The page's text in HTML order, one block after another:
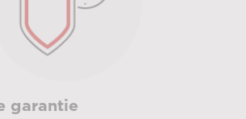
garantie